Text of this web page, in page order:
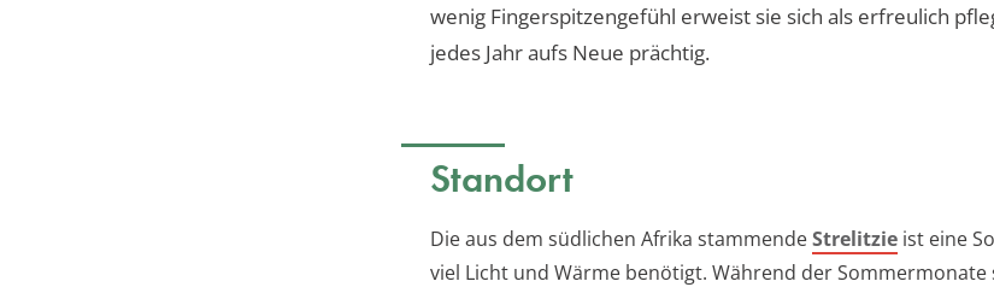
wenig Fingerspitzengefühl erweist sie sich als erfreulich
jedes Jahr aufs Neue prächtig.
Standort
Die aus dem südlichen Afrika stammendeStrelitzie ist eine
viel Licht und Wärme benötigt. Während der Sommermonate